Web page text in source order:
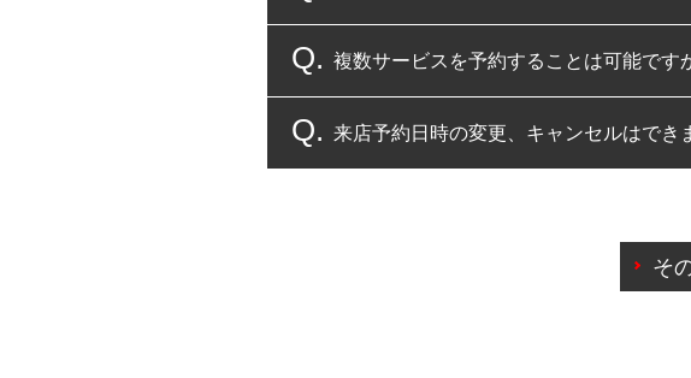
コクピット・タイヤ館のみとなります。
複数サービスを予約することは可能です
複数サービスのご予約は可能です。
来店予約日時の変更、キャンセルはでき
また、やむを得ない事由によりご予約
そ